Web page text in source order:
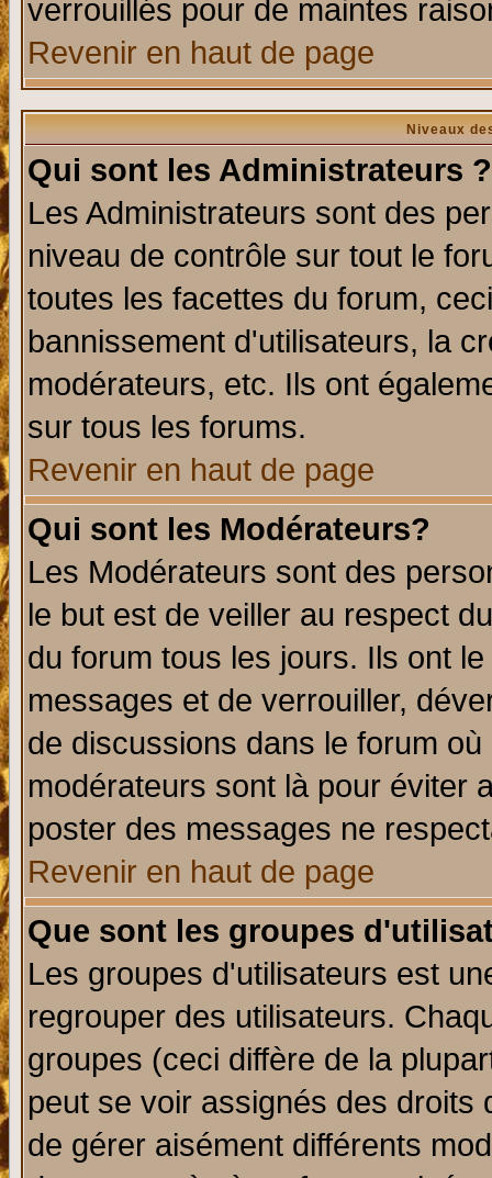
verrouillés pour de maintes
Revenir en haut de page
Niveaux
Qui sont les Administrateurs ?
Les Administrateurs sont des
niveau de contrôle sur tout le
toutes les facettes du forum,
bannissement d'utilisateurs, la
modérateurs, etc. Ils ont
sur tous les forums.
Revenir en haut de page
Qui sont les Modérateurs?
Les Modérateurs sont des
le but est de veiller au respect
du forum tous les jours. Ils ont
messages et de verrouiller,
de discussions dans le forum
modérateurs sont là pour éviter
poster des messages ne
Revenir en haut de page
Que sont les groupes
Les groupes d'utilisateurs est
regrouper des utilisateurs.
groupes (ceci diffère de la
peut se voir assignés des
de gérer aisément différents